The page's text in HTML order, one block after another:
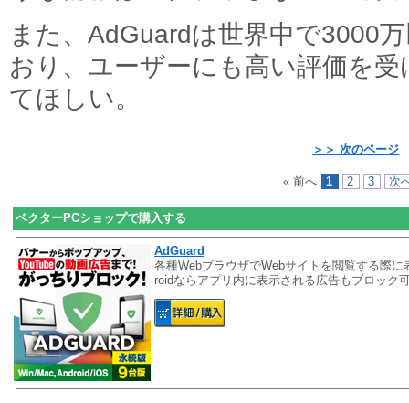
また、AdGuardは世界中で3000
おり、ユーザーにも高い評価を
てほしい。
＞＞ 次のページ
« 前へ 1 2 3 次
ベクターPCショップで購入する
AdGuard
各種WebブラウザでWebサイトを閲覧する際
roidならアプリ内に表示される広告もブロック